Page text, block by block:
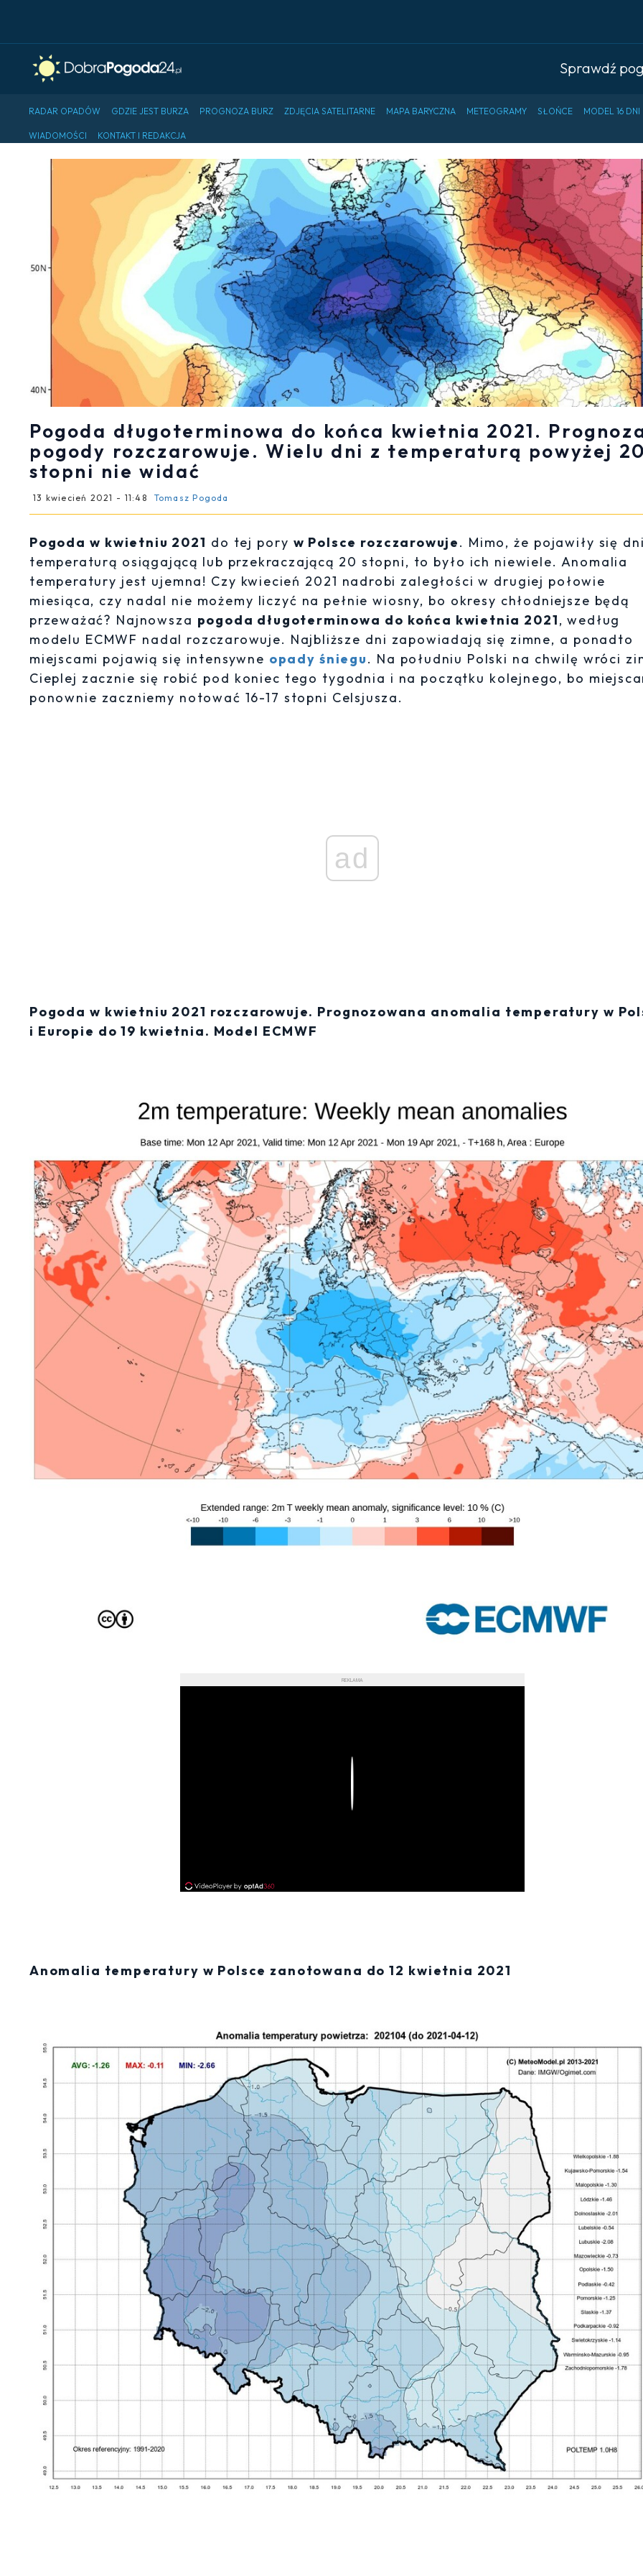
Sprawdź
RADAR OPADÓW GDZIE JEST BURZA PROGNOZA BURZ ZDJĘCIA SATELITARNE MAPA BARYCZNA METEOGRAMY SŁOŃCE MODEL 16 DNI
WIADOMOŚCI KONTAKT I REDAKCJA
Pogoda długoterminowa do końca kwietnia 2021.
pogody rozczarowuje. Wielu dni z temperaturą powyżej
stopni nie widać
13 kwiecień 2021 - 11:48 Tomasz Pogoda
Pogoda w kwietniu 2021 do tej pory w Polsce rozczarowuje. Mimo, że pojawiły się
temperaturą osiągającą lub przekraczającą 20 stopni, to było ich niewiele. Anomalia
temperatury jest ujemna! Czy kwiecień 2021 nadrobi zaległości w drugiej połowie
miesiąca, czy nadal nie możemy liczyć na pełnie wiosny, bo okresy chłodniejsze będą
przeważać? Najnowsza pogoda długoterminowa do końca kwietnia 2021, według
modelu ECMWF nadal rozczarowuje. Najbliższe dni zapowiadają się zimne, a ponadto
miejscami pojawią się intensywne opady śniegu. Na południu Polski na chwilę wróci
Cieplej zacznie się robić pod koniec tego tygodnia i na początku kolejnego, bo
ponownie zaczniemy notować 16-17 stopni Celsjusza.
ad
Pogoda w kwietniu 2021 rozczarowuje. Prognozowana anomalia temperatury w
i Europie do 19 kwietnia. Model ECMWF
REKLAMA
Anomalia temperatury w Polsce zanotowana do 12 kwietnia 2021